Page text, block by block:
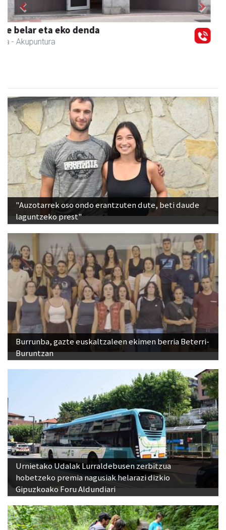
Urnietako Udala
Urnieta - Udaletxeak
Previous Next
"Auzotarrek oso ondo erantzuten dute, beti daude
laguntzeko prest"
Burrunba, gazte euskaltzaleen ekimen berria Beterri-
Buruntzan
Urnietako Udalak Lurraldebusen zerbitzua
hobetzeko premia nagusiak helarazi dizkio
Gipuzkoako Foru Aldundiari